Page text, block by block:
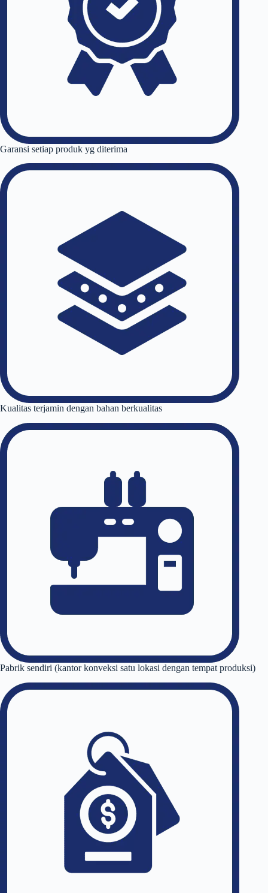
Garansi setiap produk yg diterima
Kualitas terjamin dengan bahan berkualitas
Pabrik sendiri (kantor konveksi satu lokasi dengan tempat produksi)